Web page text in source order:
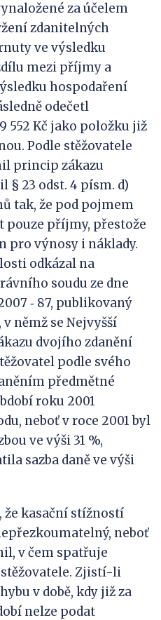
za účelem
zdanitelných
ve výsledku
mezi příjmy a
hospodaření
odečetl
552 Kč jako položku již
Podle stěžovatele
princip zákazu
§ 23 odst. 4 písm. d)
tak, že pod pojmem
pouze příjmy, přestože
pro výnosy i náklady.
odkázal na
soudu ze dne
‑ 87, publikovaný
v němž se Nejvyšší
dvojího zdanění
podle svého
předmětné
roku 2001
neboť v roce 2001 byl
ve výši 31 %,
sazba daně ve výši
že kasační stížností
neboť
v čem spatřuje
Zjistí-li
v době, kdy již za
nelze podat